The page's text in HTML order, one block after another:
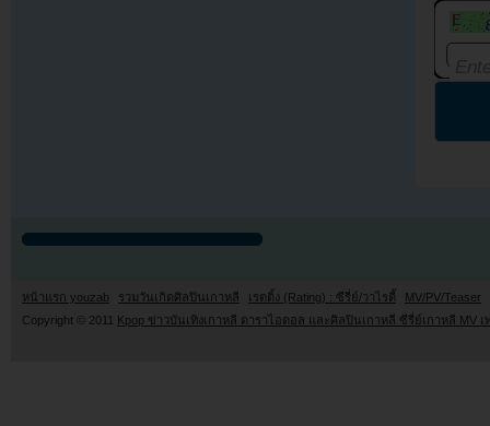
หน้าแรก youzab รวมวันเกิดศิลปินเกาหลี เรตติ้ง (Rating) : ซีรี่ย์/วาไรตี้
MV/PV/Teaser
Copyright © 2011
Kpop ข่าวบันเทิงเกาหลี ดาราไอดอล และศิลปินเกาหลี ซีรี่ย์เกาหลี MV